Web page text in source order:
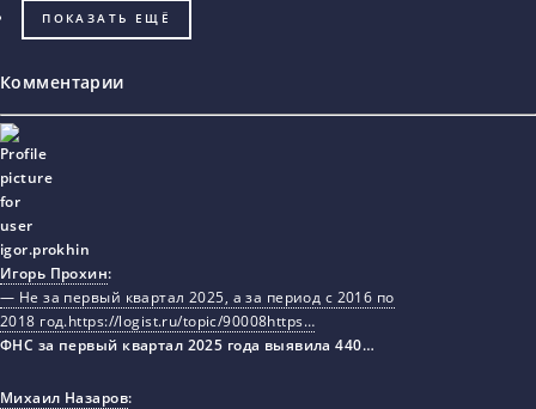
ПОКАЗАТЬ ЕЩЁ
Комментарии
Игорь Прохин:
— Не за первый квартал 2025, а за период с 2016 по
2018 год.https://logist.ru/topic/90008https…
ФНС за первый квартал 2025 года выявила 440…
Михаил Назаров: